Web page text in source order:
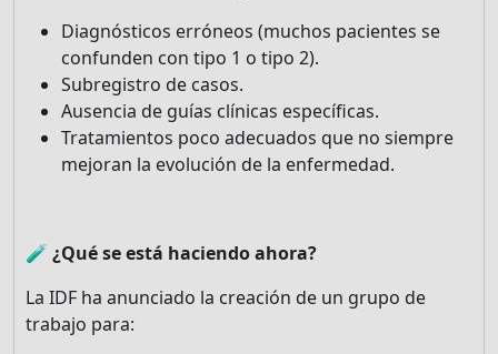
Diagnósticos erróneos (muchos pacientes se
confunden con tipo 1 o tipo 2).
Subregistro de casos.
Ausencia de guías clínicas específicas.
Tratamientos poco adecuados que no siempre
mejoran la evolución de la enfermedad.
🧪 ¿Qué se está haciendo ahora?
La IDF ha anunciado la creación de un grupo de
trabajo para: